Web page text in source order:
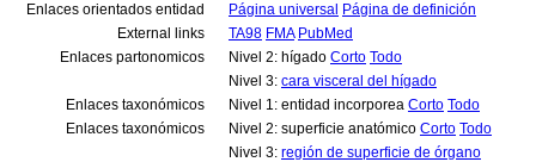
Enlaces orientados entidad
Página universal Página de definición
External links
TA98 FMA PubMed
Enlaces partonomicos
Nivel 2: hígado Corto Todo
Nivel 3: cara visceral del hígado
Enlaces taxonómicos
Nivel 1: entidad incorporea Corto Todo
Enlaces taxonómicos
Nivel 2: superficie anatómico Corto Todo
Nivel 3: región de superficie de órgano